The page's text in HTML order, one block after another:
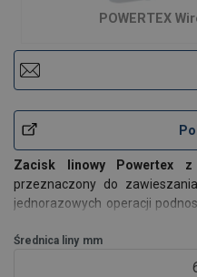
POWERTEX
Zacisk linowy Powertex
przeznaczony do
jednorazowych operacji
zgodnie z normą EN
Średnica liny mm